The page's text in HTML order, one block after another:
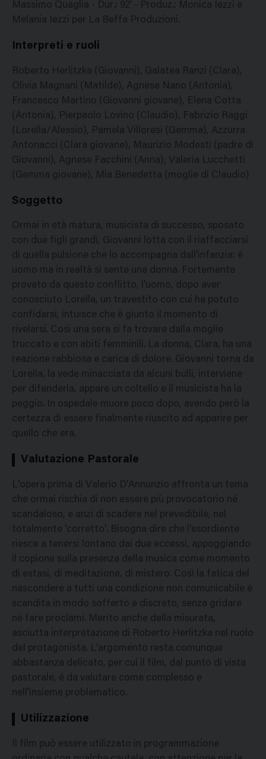
Massimo Quaglia - Dur.: 92' - Produz.: Monica Iezzi e
Melania Iezzi per La Beffa Produzioni.
Interpreti e ruoli
Roberto Herlitzka (Giovanni), Galatea Ranzi (Clara),
Olivia Magnani (Matilde), Agnese Nano (Antonia),
Francesco Martino (Giovanni giovane), Elena Cotta
(Antonia), Pierpaolo Lovino (Claudio), Fabrizio Raggi
(Lorella/Alessio), Pamela Villoresi (Gemma), Azzurra
Antonacci (Clara giovane), Maurizio Modesti (padre di
Giovanni), Agnese Facchini (Anna), Valeria Lucchetti
(Gemma giovane), Mia Benedetta (moglie di Claudio)
Soggetto
Ormai in età matura, musicista di successo, sposato
con due figli grandi, Giovanni lotta con il riaffacciarsi
di quella pulsione che lo accompagna dall'infanzia: é
uomo ma in realtà si sente una donna. Fortemente
provato da questo conflitto, l'uomo, dopo aver
conosciuto Lorella, un travestito con cui ha potuto
confidarsi, intuisce che è giunto il momento di
rivelarsi. Così una sera si fa trovare dalla moglie
truccato e con abiti femminili. La donna, Clara, ha una
reazione rabbiosa e carica di dolore. Giovanni torna da
Lorella, la vede minacciata da alcuni bulli, interviene
per difenderla, appare un coltello e il musicista ha la
peggio. In ospedale muore poco dopo, avendo però la
certezza di essere finalmente riuscito ad apparire per
quello che era.
Valutazione Pastorale
L'opera prima di Valerio D'Annunzio affronta un tema
che ormai rischia di non essere più provocatorio né
scandaloso, e anzi di scadere nel prevedibile, nel
totalmente 'corretto'. Bisogna dire che l'esordiente
riesce a tenersi lontano dai due eccessi, appoggiando
il copione sulla presenza della musica come momento
di estasi, di meditazione, di mistero. Così la fatica del
nascondere a tutti una condizione non comunicabile é
scandita in modo sofferto e discreto, senza gridare
né fare proclami. Merito anche della misurata,
asciutta interpretazione di Roberto Herlitzka nel ruolo
del protagonista. L'argomento resta comunque
abbastanza delicato, per cui il film, dal punto di vista
pastorale, é da valutare come complesso e
nell'insieme problematico.
Utilizzazione
Il film può essere utilizzato in programmazione